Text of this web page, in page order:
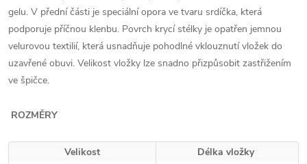
gelu. V přední části je speciální opora ve tvaru srdíčka, která
podporuje příčnou klenbu. Povrch krycí stélky je opatřen jemnou
velurovou textilií, která usnadňuje pohodlné vklouznutí vložek do
uzavřené obuvi. Velikost vložky lze snadno přizpůsobit zastřižením
ve špičce.
ROZMĚRY
Velikost
Délka vložky